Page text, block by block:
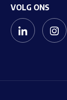
VOLG ONS